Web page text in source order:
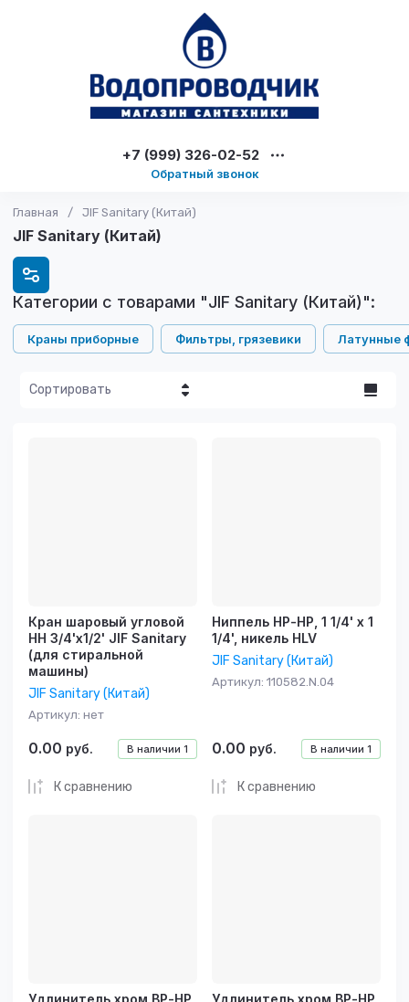
+7 (999) 326-02-52
Обратный звонок
Главная / JIF Sanitary (Китай)
JIF Sanitary (Китай)
Категории с товарами "JIF Sanitary (Китай)":
Краны приборные Фильтры, грязевики Латунные
Сортировать
Кран шаровый угловой
НН 3/4'х1/2' JIF Sanitary
(для стиральной
машины)
JIF Sanitary (Китай)
Артикул: нет
В наличии 1
0.00 руб.
К сравнению
Ниппель НР-НР, 1 1/4' х 1
1/4', никель HLV
JIF Sanitary (Китай)
Артикул: 110582.N.04
В наличии 1
0.00 руб.
К сравнению